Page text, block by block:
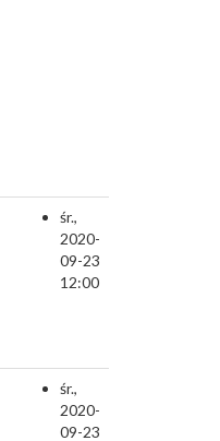
śr.,
2020-
09-23
12:00
śr.,
2020-
09-23